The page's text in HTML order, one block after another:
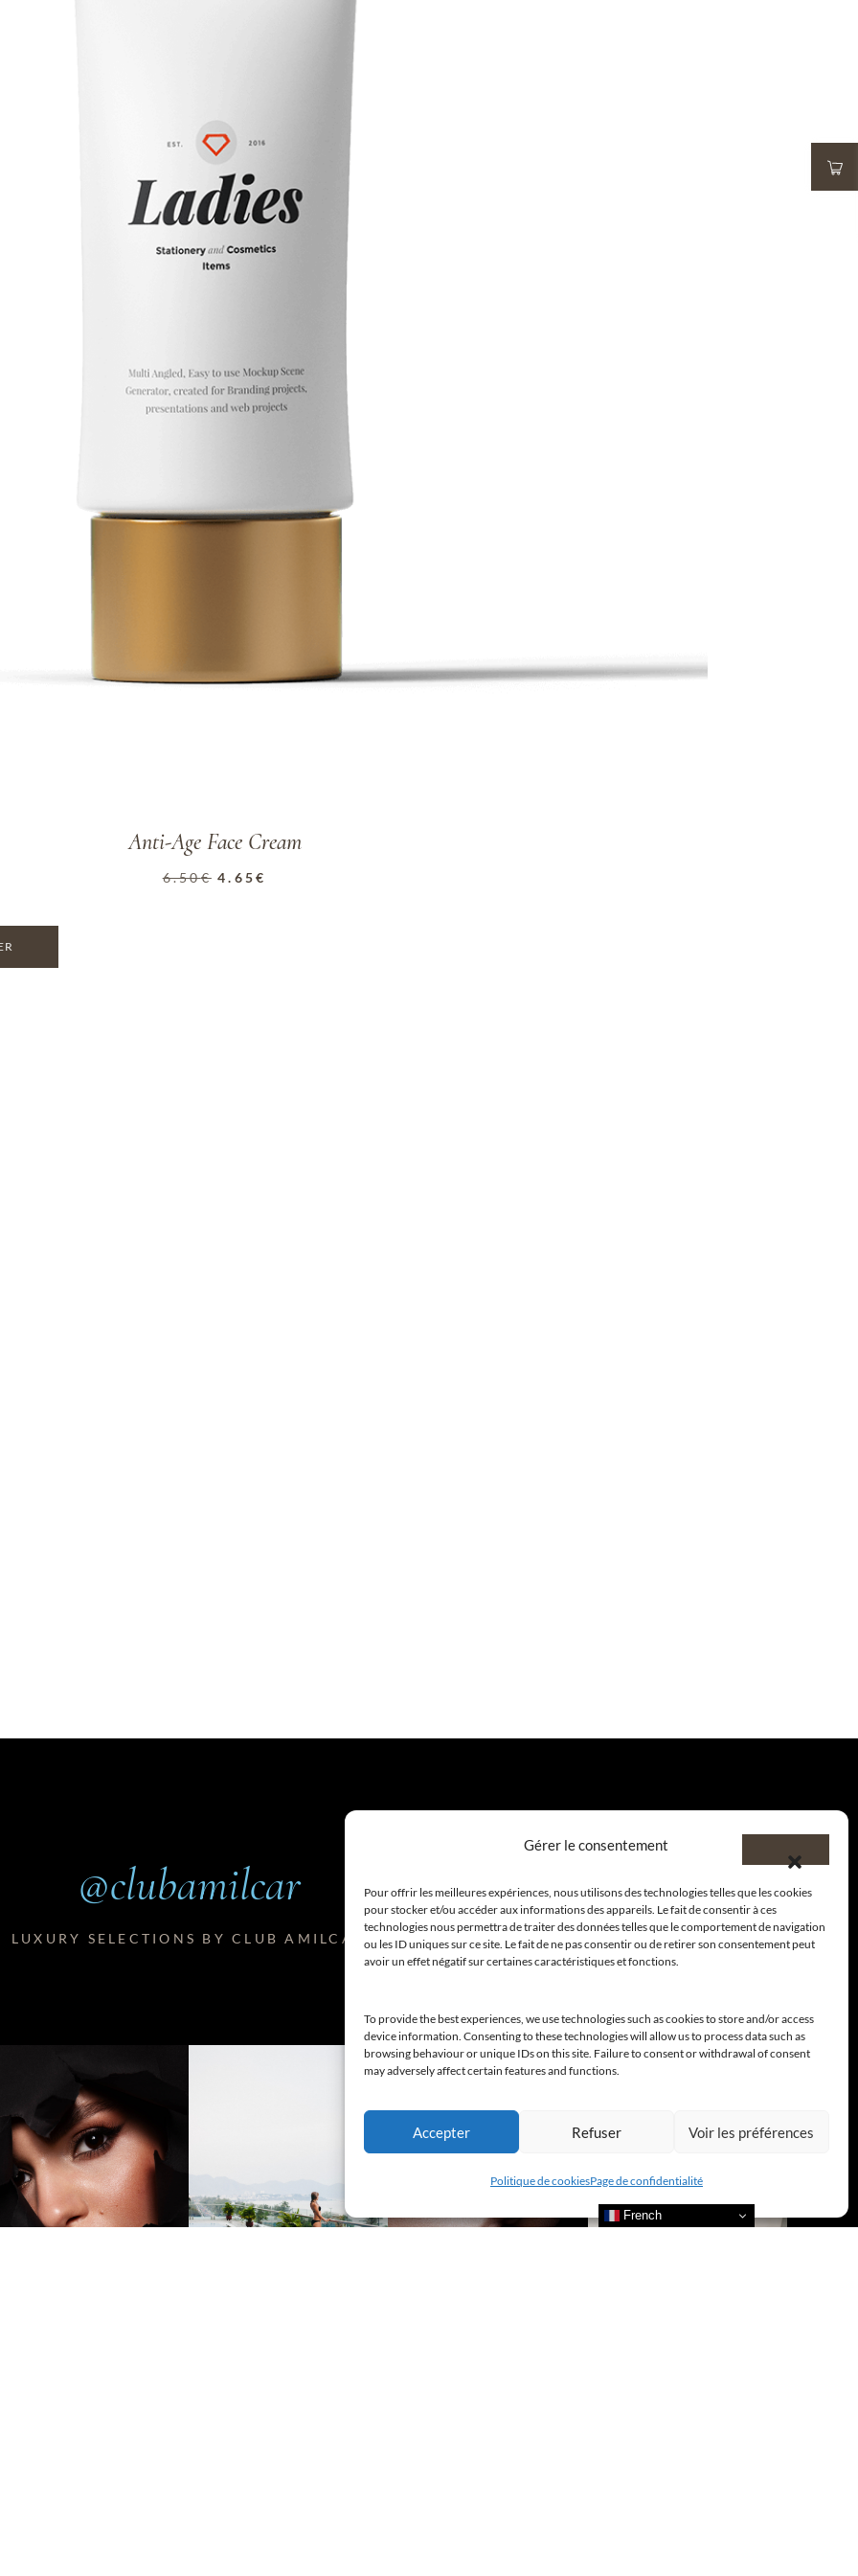
Gérer le consentement
Pour offrir les meilleures expériences, nous utilisons des technologies telles que les cookies
pour stocker et/ou accéder aux informations des appareils. Le fait de consentir à ces
technologies nous permettra de traiter des données telles que le comportement de navigation
ou les ID uniques sur ce site. Le fait de ne pas consentir ou de retirer son consentement peut
avoir un effet négatif sur certaines caractéristiques et fonctions.
To provide the best experiences, we use technologies such as cookies to store and/or access
device information. Consenting to these technologies will allow us to process data such as
browsing behaviour or unique IDs on this site. Failure to consent or withdrawal of consent
may adversely affect certain features and functions.
Accepter Refuser Voir les préférences
Politique de cookiesPage de confidentialité
Anti-Age Face Cream
6.50€ 4.65€
@clubamilcar
LUXURY SELECTIONS BY CLUB AMILCAR
French